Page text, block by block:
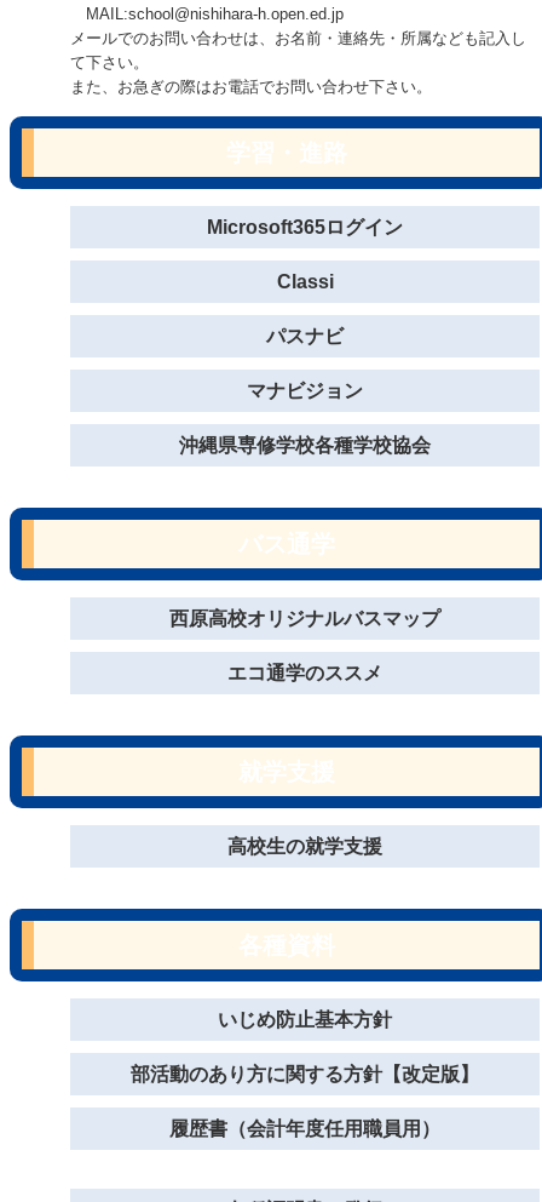
MAIL:school@nishihara-h.open.ed.jp
メールでのお問い合わせは、お名前・連絡先・所属なども記入し
て下さい。
また、お急ぎの際はお電話でお問い合わせ下さい。
Microsoft365ログイン
Classi
パスナビ
マナビジョン
沖縄県専修学校各種学校協会
西原高校オリジナルバスマップ
エコ通学のススメ
高校生の就学支援
いじめ防止基本方針
部活動のあり方に関する方針【改定版】
履歴書（会計年度任用職員用）